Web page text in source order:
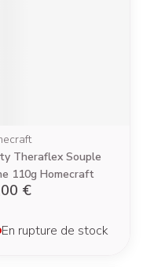
Theraflex Souple
110g Homecraft
€
En rupture de stock